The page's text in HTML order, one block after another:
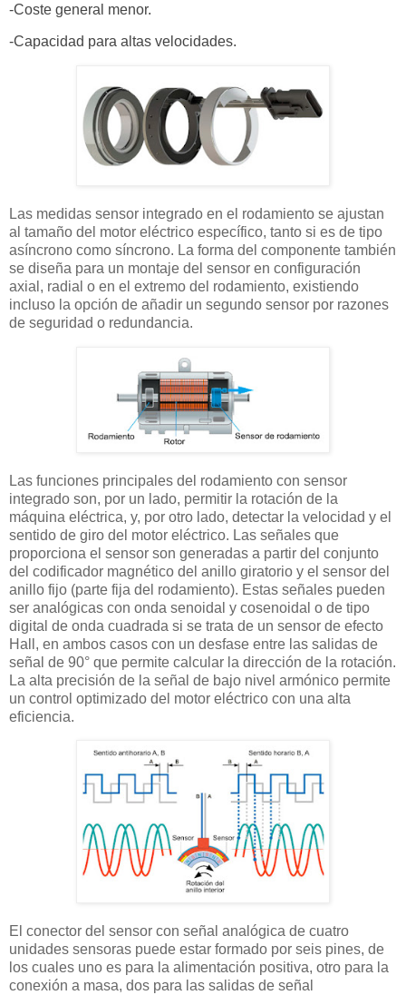
-Coste general menor.
-Capacidad para altas velocidades.
Las medidas sensor integrado en el rodamiento se ajustan
al tamaño del motor eléctrico específico, tanto si es de tipo
asíncrono como síncrono. La forma del componente también
se diseña para un montaje del sensor en configuración
axial, radial o en el extremo del rodamiento, existiendo
incluso la opción de añadir un segundo sensor por razones
de seguridad o redundancia.
Las funciones principales del rodamiento con sensor
integrado son, por un lado, permitir la rotación de la
máquina eléctrica, y, por otro lado, detectar la velocidad y el
sentido de giro del motor eléctrico. Las señales que
proporciona el sensor son generadas a partir del conjunto
del codificador magnético del anillo giratorio y el sensor del
anillo fijo (parte fija del rodamiento). Estas señales pueden
ser analógicas con onda senoidal y cosenoidal o de tipo
digital de onda cuadrada si se trata de un sensor de efecto
Hall, en ambos casos con un desfase entre las salidas de
señal de 90° que permite calcular la dirección de la rotación.
La alta precisión de la señal de bajo nivel armónico permite
un control optimizado del motor eléctrico con una alta
eficiencia.
El conector del sensor con señal analógica de cuatro
unidades sensoras puede estar formado por seis pines, de
los cuales uno es para la alimentación positiva, otro para la
conexión a masa, dos para las salidas de señal